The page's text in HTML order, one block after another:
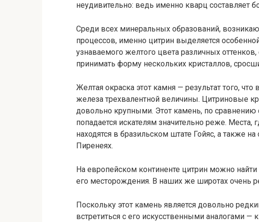
неудивительно: ведь именно кварц составляет
Среди всех минеральных образований,
процессов, именно цитрин выделяется
узнаваемого желтого цвета различных оттенков,
принимать форму нескольких кристаллов,
Желтая окраска этот камня — результат того,
железа трехвалентной величины. Цитриновые
довольно крупными. Этот камень, по сравнению
попадается искателям значительно реже.
находятся в бразильском штате Гойяс, а также
Пиренеях.
На европейском континенте цитрин можно
его месторождения. В наших же широтах очень
Поскольку этот камень является довольно
встретиться с его искусственными аналогами